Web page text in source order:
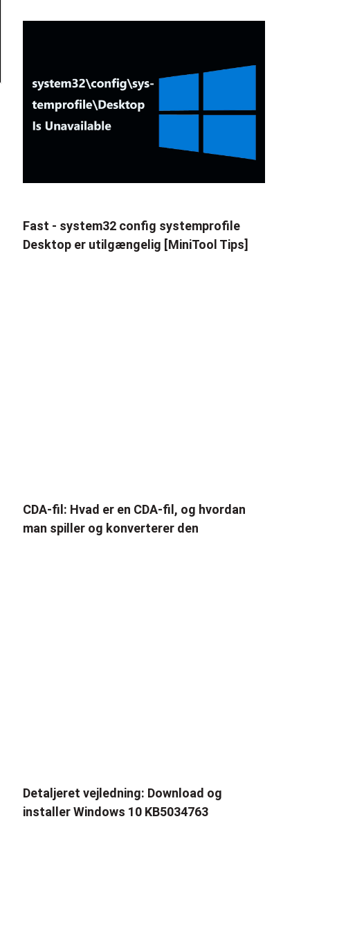
Fast - system32 config systemprofile
Desktop er utilgængelig [MiniTool Tips]
CDA-fil: Hvad er en CDA-fil, og hvordan
man spiller og konverterer den
Detaljeret vejledning: Download og
installer Windows 10 KB5034763